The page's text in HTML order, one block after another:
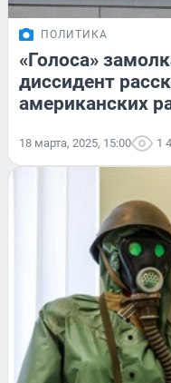
ПОЛИТИКА
«Голоса»
диссидент
американских
18 марта, 2025, 15:00 1